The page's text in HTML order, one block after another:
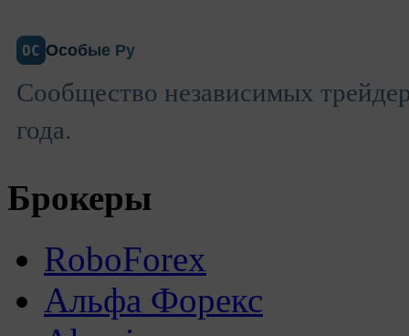
ОС Особые Ру
Сообщество независимых
года.
Брокеры
RoboForex
Альфа Форекс